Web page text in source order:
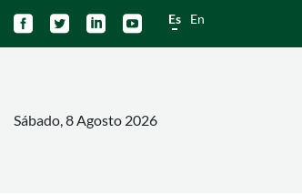
    Es En
Sábado, 8 Agosto 2026